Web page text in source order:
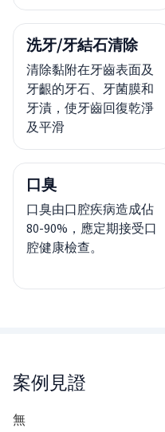
洗牙/牙結石清除
清除黏附在牙齒表面及
牙齦的牙石、牙菌膜和
牙漬，使牙齒回復乾淨
及平滑
口臭
口臭由口腔疾病造成佔
80-90%，應定期接受口
腔健康檢查。
案例見證
無